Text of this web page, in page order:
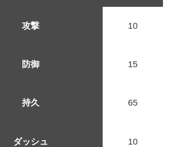
攻撃 10
防御 15
持久 65
ダッシュ 10